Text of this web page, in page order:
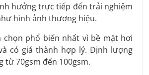
hưởng trực tiếp đến trải nghiệm
hình ảnh thương hiệu.
chọn phổ biến nhất vì bề mặt hơi
có giá thành hợp lý. Định lượng
từ 70gsm đến 100gsm.